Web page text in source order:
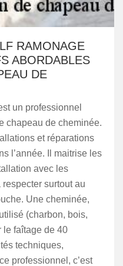
RAMONAGE
ABORDABLES
DE
un professionnel
chapeau de cheminée.
et réparations
l’année. Il maitrise les
avec les
surtout au
Une cheminée,
(charbon, bois,
le faîtage de 40
techniques,
professionnel, c’est